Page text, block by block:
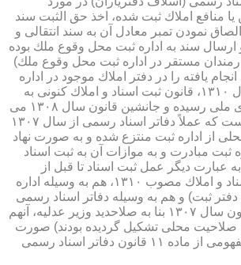
منافع املاك ثبت شده، اخذ حق الثبت سند
نمودن تمبر معادل آن به سند انتقالی و
ارسال سند به اداره ثبت محل وقوع ملك بوده
مستقر در اداره ثبت محل وقوع ملك)
یافته را در دفتر املاك موجود در اداره
ثبت درج نمایند.در سال ۱۳۱۰، قانون ثبت اسناد و املاك كنونی به
تصویب مجلس شورای ملی رسیده و جانشین قانون سال ۱۳۰۸ می
گردد و این در حالی است كه عملاً دفاتر اسناد رسمی از سال ۱۳۰۷
از اداره ثبت منتزع شده و به صورت نهاد
ثبت مبادرت و به موازات آن به ثبت اسناد
عبارت دیگر عمل ثبت اسناد تا قبل از
تصویب قانون ثبت اسناد و املاك مصوب ۱۳۱۰، هم به وسیله اداره
ثبت) و هم به وسیله دفاتر اسناد رسمی
(كه توسط ماده ۱ قانون سال ۱۳۰۷ بنا به صلاحدید وزیر عدلیه، آنهم
محلی تشكیل گردیده بودند) صورت
می گیرد. (برداشت مفهومی از ماده ۱۱ قانون دفاتر اسناد رسمی